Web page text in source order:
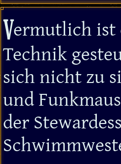
Vermutlich ist
Technik
sich nicht zu
und
der